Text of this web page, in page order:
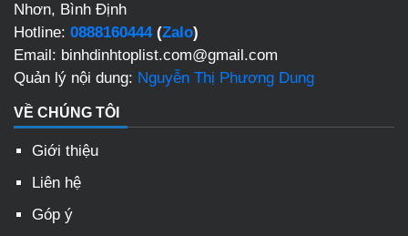
Nhơn, Bình Định
Hotline: 0888160444(Zalo)
Email: binhdinhtoplist.com@gmail.com
Quản lý nội dung: Nguyễn Thị Phương Dung
VỀ CHÚNG TÔI
Giới thiệu
Liên hệ
Góp ý